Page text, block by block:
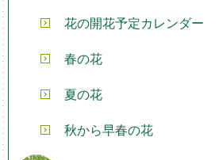
花の開花予定カレンダー
春の花
夏の花
秋から早春の花